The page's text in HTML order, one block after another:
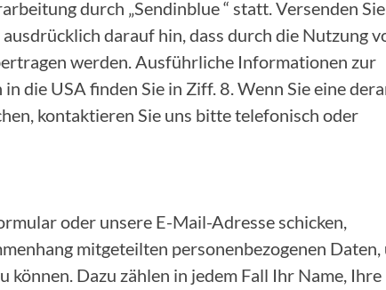
durch „Sendinblue “ statt. Versenden
darauf hin, dass durch die Nutzung
werden. Ausführliche Informationen zur
die USA finden Sie in Ziff. 8. Wenn Sie eine
kontaktieren Sie uns bitte telefonisch oder
oder unsere E-Mail-Adresse schicken,
mitgeteilten personenbezogenen Daten,
Dazu zählen in jedem Fall Ihr Name, Ihre